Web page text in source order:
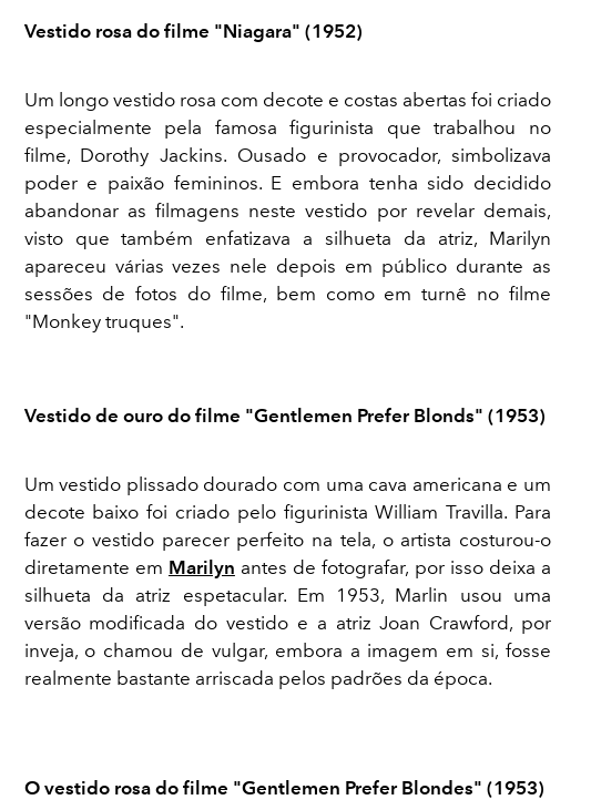
Vestido rosa do filme "Niagara" (1952)
Um longo vestido rosa com decote e costas abertas foi criado
especialmente pela famosa figurinista que trabalhou no
filme, Dorothy Jackins. Ousado e provocador, simbolizava
poder e paixão femininos. E embora tenha sido decidido
abandonar as filmagens neste vestido por revelar demais,
visto que também enfatizava a silhueta da atriz, Marilyn
apareceu várias vezes nele depois em público durante as
sessões de fotos do filme, bem como em turnê no filme
"Monkey truques".
Vestido de ouro do filme "Gentlemen Prefer Blonds" (1953)
Um vestido plissado dourado com uma cava americana e um
decote baixo foi criado pelo figurinista William Travilla. Para
fazer o vestido parecer perfeito na tela, o artista costurou-o
diretamente em Marilyn antes de fotografar, por isso deixa a
silhueta da atriz espetacular. Em 1953, Marlin usou uma
versão modificada do vestido e a atriz Joan Crawford, por
inveja, o chamou de vulgar, embora a imagem em si, fosse
realmente bastante arriscada pelos padrões da época.
O vestido rosa do filme "Gentlemen Prefer Blondes" (1953)